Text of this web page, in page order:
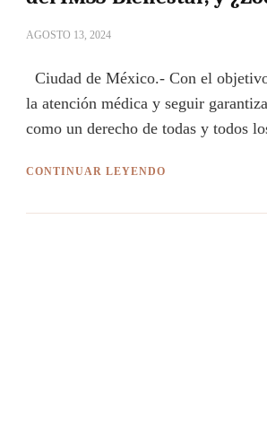
AGOSTO 13, 2024
Ciudad de México.- Con el
la atención médica y seguir
como un derecho de todas y todos
CONTINUAR LEYENDO